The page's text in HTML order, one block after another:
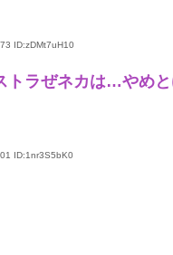
ID:zDMt7uH10
トラぜネカは…やめ
ID:1nr3S5bK0